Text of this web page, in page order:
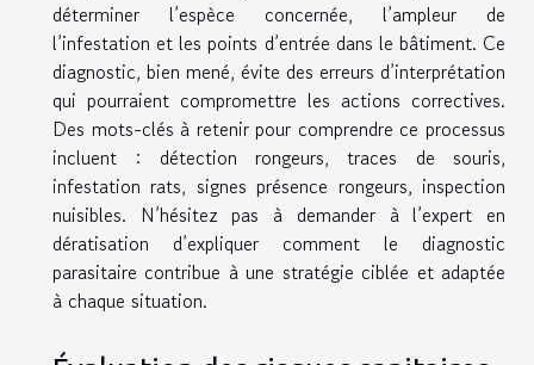
déterminer l’espèce concernée, l’ampleur de
l’infestation et les points d’entrée dans le bâtiment. Ce
diagnostic, bien mené, évite des erreurs d’interprétation
qui pourraient compromettre les actions correctives.
Des mots-clés à retenir pour comprendre ce processus
incluent : détection rongeurs, traces de souris,
infestation rats, signes présence rongeurs, inspection
nuisibles. N’hésitez pas à demander à l’expert en
dératisation d’expliquer comment le diagnostic
parasitaire contribue à une stratégie ciblée et adaptée
à chaque situation.